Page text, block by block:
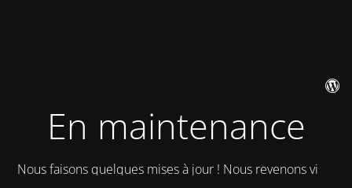
En maintenance
Nous faisons quelques mises à jour ! Nous revenons vite !